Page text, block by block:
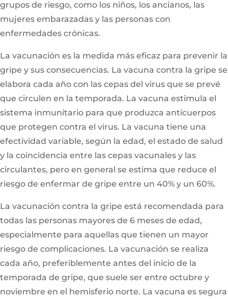
grupos de riesgo, como los niños, los ancianos, las
mujeres embarazadas y las personas con
enfermedades crónicas.
La vacunación es la medida más eficaz para prevenir la
gripe y sus consecuencias. La vacuna contra la gripe se
elabora cada año con las cepas del virus que se prevé
que circulen en la temporada. La vacuna estimula el
sistema inmunitario para que produzca anticuerpos
que protegen contra el virus. La vacuna tiene una
efectividad variable, según la edad, el estado de salud
y la coincidencia entre las cepas vacunales y las
circulantes, pero en general se estima que reduce el
riesgo de enfermar de gripe entre un 40% y un 60%.
La vacunación contra la gripe está recomendada para
todas las personas mayores de 6 meses de edad,
especialmente para aquellas que tienen un mayor
riesgo de complicaciones. La vacunación se realiza
cada año, preferiblemente antes del inicio de la
temporada de gripe, que suele ser entre octubre y
noviembre en el hemisferio norte. La vacuna es segura